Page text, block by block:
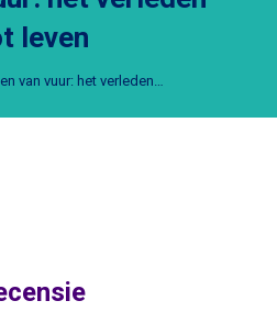
leven
van vuur: het verleden…